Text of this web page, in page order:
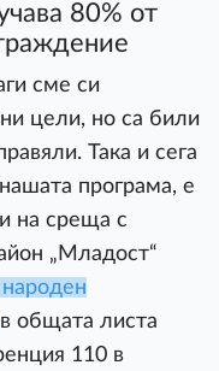
80% от
сме си
цели, но са били
Така и сега
програма, е
на среща с
„Младост“
в общата листа
110 в